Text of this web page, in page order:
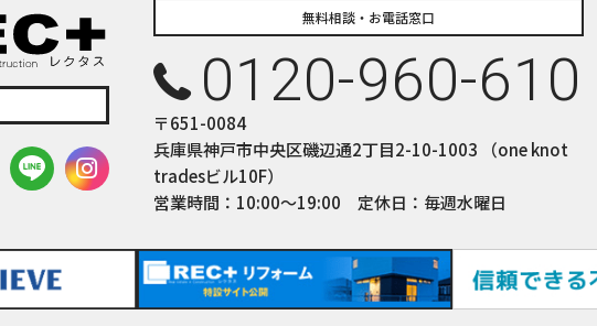
訪問、提案、見積、各種の工事やサービス提供等の機会に、当社が直接あるい
委託先等を通じて、お客さまの個人情報（お客さまの電子メールアドレス、氏
等）を取得いたしますが、これらの個人情報は下記の目的に利用させていただき
(1) 不動産についてのサービスの提供
(2) 不動産についてのサービスのアフターサービスの提供
(3) 不動産についてのサービスのお知らせ・ＰＲ、調査・データ集積、研究開発
(4) ウェブサイトシステム管理会社（以下「サイト管理会社」といいます。）へ
(5) その他上記(1)から(4)に附随する業務の実施
なお、当社は、サイト管理会社が提供するサービス改善に必要な範囲で、お客
イト管理会社に提供します。
このように提供された個人データにつきましては、サイト管理会社において管理
無料相談・お電話窓口
0120-960-610
〒651-0084
兵庫県神戸市中央区磯辺通2丁目2-10-1003 （one knot
tradesビル10F）
営業時間：10:00〜19:00 定休日：毎週水曜日